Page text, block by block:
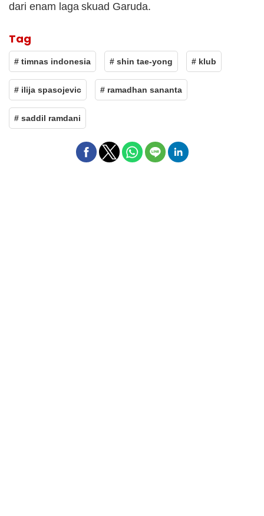
dari enam laga skuad Garuda.
Tag
# timnas indonesia # shin tae-yong # klub
# ilija spasojevic # ramadhan sananta
# saddil ramdani